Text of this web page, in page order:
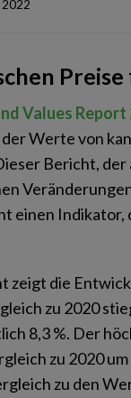
Values Report
Werte von
Bericht, der
einen Indikator,
zeigt die
zu 2020
8,3 %. Der
zu 2020
zu den